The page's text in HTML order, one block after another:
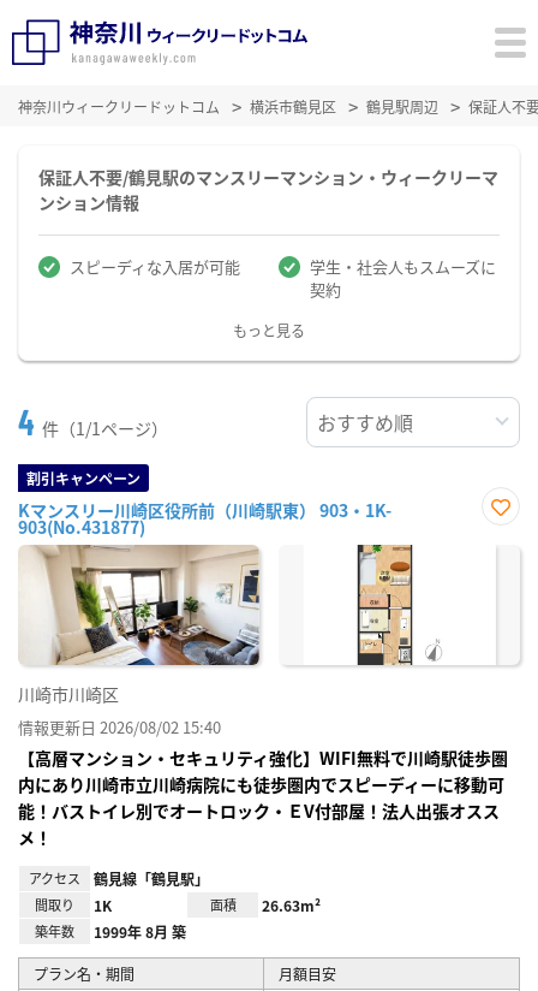
神奈川ウィークリードットコム 横浜市鶴見区 鶴見駅周辺 保証人不
保証人不要/鶴見駅のマンスリーマンション・ウィークリーマ
ンション情報
スピーディな入居が可能
学生・社会人もスムーズに
契約
もっと見る
4 件（1/1ページ）
割引キャンペーン
Kマンスリー川崎区役所前（川崎駅東） 903・1K-
903(No.431877)
に入
川崎市川崎区
情報更新日 2026/08/02 15:40
【高層マンション・セキュリティ強化】WIFI無料で川崎駅徒歩圏
内にあり川崎市立川崎病院にも徒歩圏内でスピーディーに移動可
能！バストイレ別でオートロック・ＥV付部屋！法人出張オスス
メ！
アクセス 鶴見線「鶴見駅」
間取り 1K 面積 26.63m²
築年数 1999年 8月 築
プラン名・期間 月額目安